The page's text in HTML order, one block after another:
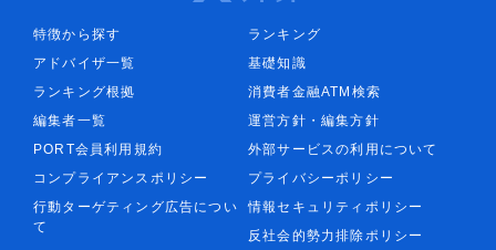
特徴から探す
ランキング
アドバイザ一覧
基礎知識
ランキング根拠
消費者金融ATM検索
編集者一覧
運営方針・編集方針
PORT会員利用規約
外部サービスの利用について
コンプライアンスポリシー
プライバシーポリシー
行動ターゲティング広告につい
て
情報セキュリティポリシー
反社会的勢力排除ポリシー